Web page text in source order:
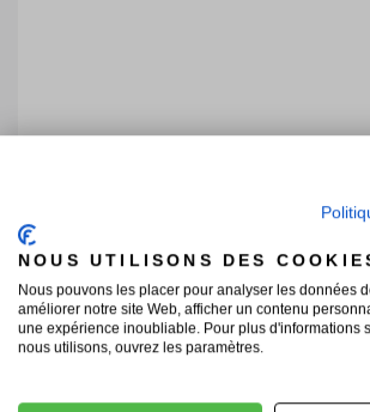
NOUS UTILISONS DES
Nous pouvons les placer pour analyser les données
améliorer notre site Web, afficher un contenu
une expérience inoubliable. Pour plus d'informations
nous utilisons, ouvrez les paramètres.